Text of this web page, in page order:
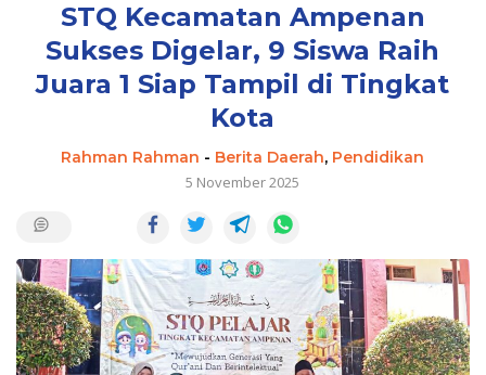
STQ Kecamatan Ampenan
Sukses Digelar, 9 Siswa Raih
Juara 1 Siap Tampil di Tingkat
Kota
Rahman Rahman - Berita Daerah, Pendidikan
5 November 2025